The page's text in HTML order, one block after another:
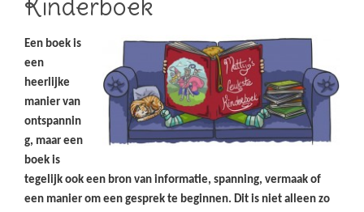
Kinderboek
Een boek is
een
heerlijke
manier van
ontspannin
g, maar een
boek is
tegelijk ook een bron van informatie, spanning, vermaak of
een manier om een gesprek te beginnen. Dit is niet alleen zo